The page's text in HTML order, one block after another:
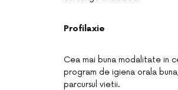
Profilaxie
Cea mai buna modalitate in
program de igiena orala
parcursul vietii.